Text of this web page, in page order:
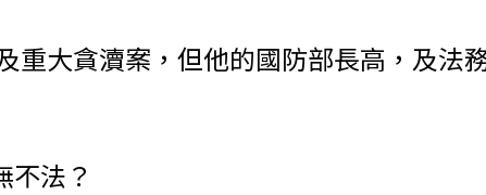
重大貪瀆案，但他的國防部長高，及法
不法？